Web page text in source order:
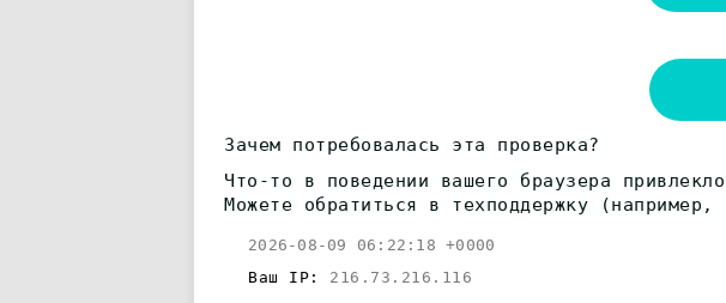
Зачем потребовалась эта проверка?
Что-то в поведении вашего браузера
Можете обратиться в техподдержку
2026-08-09 06:22:18 +0000
Ваш IP: 216.73.216.116